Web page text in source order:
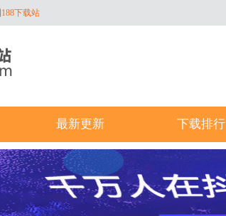
188下载站
最新更新 下载排行